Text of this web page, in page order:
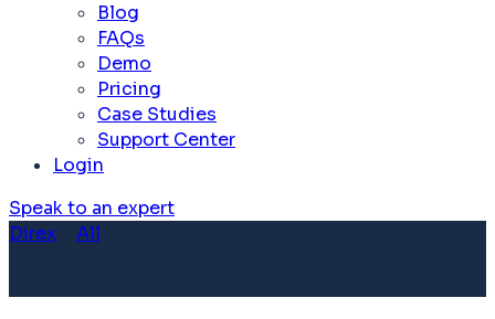
Blog
FAQs
Demo
Pricing
Case Studies
Support Center
Login
Speak to an expert
Direx
All